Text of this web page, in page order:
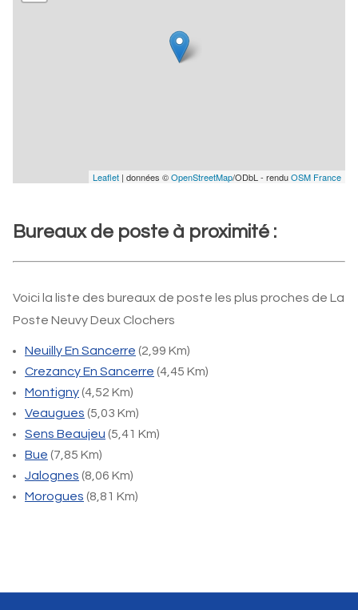
Leaflet | données ©OpenStreetMap/ODbL - renduOSM France
Bureaux de poste à proximité :
Voici la liste des bureaux de poste les plus proches de La
Poste Neuvy Deux Clochers
Neuilly En Sancerre (2,99 Km)
Crezancy En Sancerre (4,45 Km)
Montigny(4,52 Km)
Veaugues (5,03 Km)
Sens Beaujeu (5,41 Km)
Bue (7,85 Km)
Jalognes (8,06 Km)
Morogues (8,81 Km)